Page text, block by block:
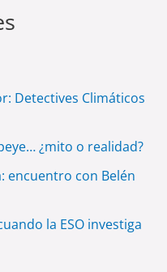
Detectives Climáticos
¿mito o realidad?
encuentro con Belén
la ESO investiga